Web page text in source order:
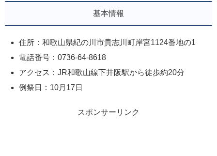
基本情報
住所：和歌山県紀の川市貴志川町岸宮1124番地の1
電話番号：0736-64-8618
アクセス：JR和歌山線下井阪駅から徒歩約20分
例祭日：10月17日
スポンサーリンク